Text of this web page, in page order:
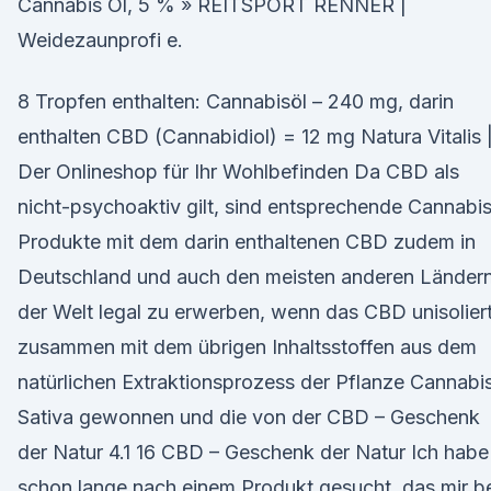
Cannabis Öl, 5 % » REITSPORT RENNER |
Weidezaunprofi e.
8 Tropfen enthalten: Cannabisöl – 240 mg, darin
enthalten CBD (Cannabidiol) = 12 mg Natura Vitalis |
Der Onlineshop für Ihr Wohlbefinden Da CBD als
nicht-psychoaktiv gilt, sind entsprechende
Produkte mit dem darin enthaltenen CBD zudem in
Deutschland und auch den meisten anderen
der Welt legal zu erwerben, wenn das CBD
zusammen mit dem übrigen Inhaltsstoffen aus dem
natürlichen Extraktionsprozess der Pflanze
Sativa gewonnen und die von der CBD – Geschenk
der Natur 4.1 16 CBD – Geschenk der Natur Ich habe